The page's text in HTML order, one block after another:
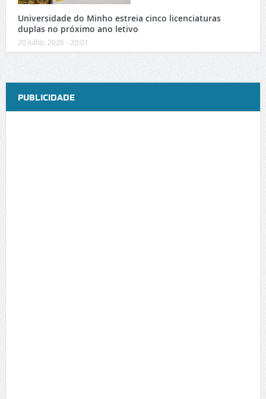
Universidade do Minho estreia cinco licenciaturas
duplas no próximo ano letivo
20 Julho, 2026 - 20:01
PUBLICIDADE